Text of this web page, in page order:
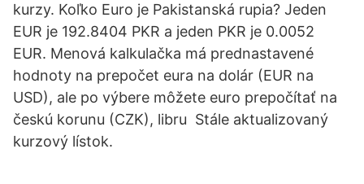
kurzy. Koľko Euro je Pakistanská rupia? Jeden
EUR je 192.8404 PKR a jeden PKR je 0.0052
EUR. Menová kalkulačka má prednastavené
hodnoty na prepočet eura na dolár (EUR na
USD), ale po výbere môžete euro prepočítať na
českú korunu (CZK), libru Stále aktualizovaný
kurzový lístok.